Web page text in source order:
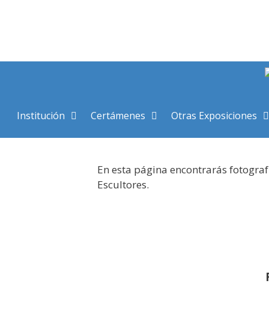
Institución Certámenes Otras Exposiciones
En esta página encontrarás
Escultores.